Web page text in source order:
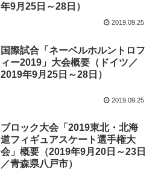
年9月25日～28日）
2019.09.25
国際試合「ネーベルホルントロフ
ィー2019」大会概要（ドイツ／
2019年9月25日～28日）
2019.09.25
ブロック大会「2019東北・北海
道フィギュアスケート選手権大
会」概要（2019年9月20日～23日
／青森県八戸市）